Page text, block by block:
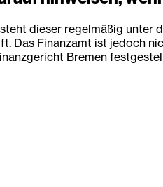
steht dieser regelmäßig
Das Finanzamt ist jedoch
Bremen